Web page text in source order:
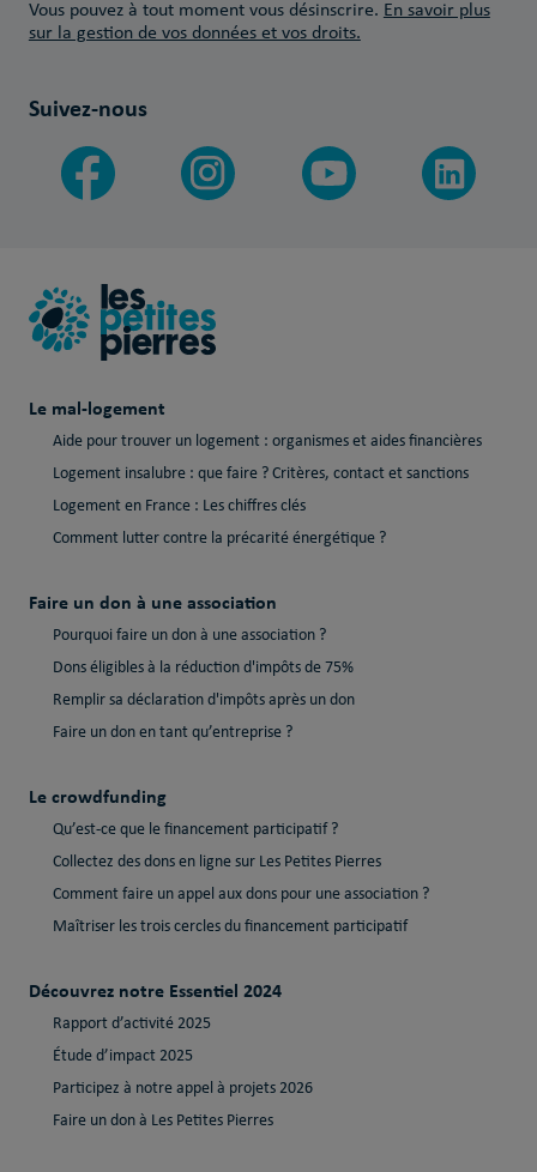
Vous pouvez à tout moment vous désinscrire. En savoir plus
sur la gestion de vos données et vos droits.
Suivez-nous
Le mal-logement
Aide pour trouver un logement : organismes et aides financières
Logement insalubre : que faire ? Critères, contact et sanctions
Logement en France : Les chiffres clés
Comment lutter contre la précarité énergétique ?
Faire un don à une association
Pourquoi faire un don à une association ?
Dons éligibles à la réduction d'impôts de 75%
Remplir sa déclaration d'impôts après un don
Faire un don en tant qu’entreprise ?
Le crowdfunding
Qu’est-ce que le financement participatif ?
Collectez des dons en ligne sur Les Petites Pierres
Comment faire un appel aux dons pour une association ?
Maîtriser les trois cercles du financement participatif
Découvrez notre Essentiel 2024
Rapport d’activité 2025
Étude d’impact 2025
Participez à notre appel à projets 2026
Faire un don à Les Petites Pierres